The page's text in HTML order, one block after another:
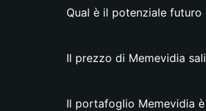
Qual è il potenziale futuro
Il prezzo di Memevidia
Il portafoglio Memevidia